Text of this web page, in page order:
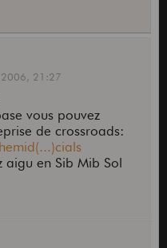
21:27
vous pouvez
de crossroads:
aigu en Sib Mib Sol